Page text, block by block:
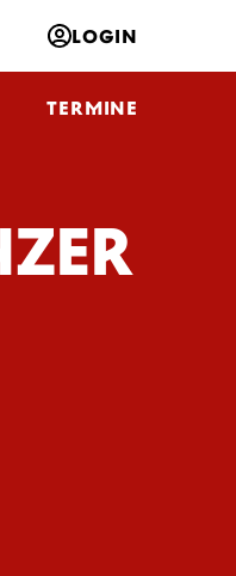
LOGIN
TERMINE